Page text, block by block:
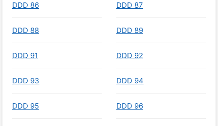
DDD 86 DDD 87
DDD 88 DDD 89
DDD 91 DDD 92
DDD 93 DDD 94
DDD 95 DDD 96